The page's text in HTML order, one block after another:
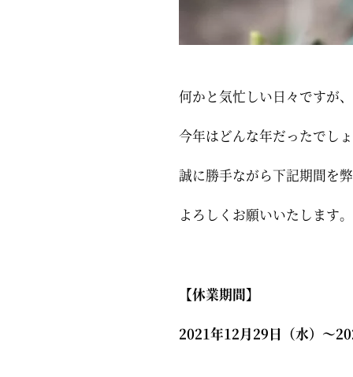
何かと気忙しい日々ですが
今年はどんな年だったでし
誠に勝手ながら下記期間を
よろしくお願いいたします。
【休業期間】
2021年12月29日（水）～